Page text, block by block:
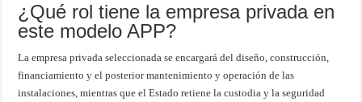
¿Qué rol tiene la empresa privada en
este modelo APP?
La empresa privada seleccionada se encargará del diseño, construcción,
financiamiento y el posterior mantenimiento y operación de las
instalaciones, mientras que el Estado retiene la custodia y la seguridad